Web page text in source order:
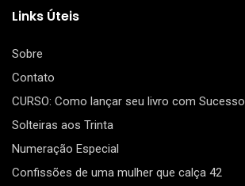
Links Úteis
Sobre
Contato
CURSO: Como lançar seu livro com Sucesso
Solteiras aos Trinta
Numeração Especial
Confissões de uma mulher que calça 42